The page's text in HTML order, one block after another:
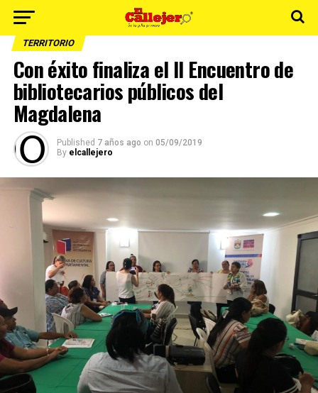
TERRITORIO
Con éxito finaliza el II Encuentro de
bibliotecarios públicos del
Magdalena
Published 7 años ago on 05/09/2019
By elcallejero